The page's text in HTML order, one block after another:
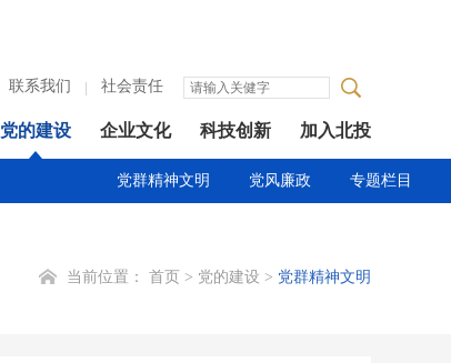
联系我们 社会责任
党的建设 企业文化 科技创新 加入北投
党群精神文明 党风廉政 专题栏目
当前位置： 首页 > 党的建设 > 党群精神文明